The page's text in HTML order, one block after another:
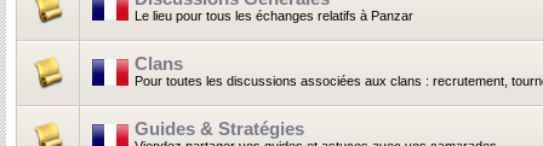
Le lieu pour tous les échanges relatifs à Panzar
Clans
Pour toutes les discussions associées aux clans : recrutement,
Guides & Stratégies